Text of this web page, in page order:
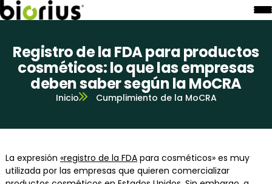
Registro de la FDA para productos
cosméticos: lo que las empresas
deben saber según la MoCRA
Inicio Cumplimiento de la MoCRA
La expresión «registro de la FDApara cosméticos» es muy
utilizada por las empresas que quieren comercializar